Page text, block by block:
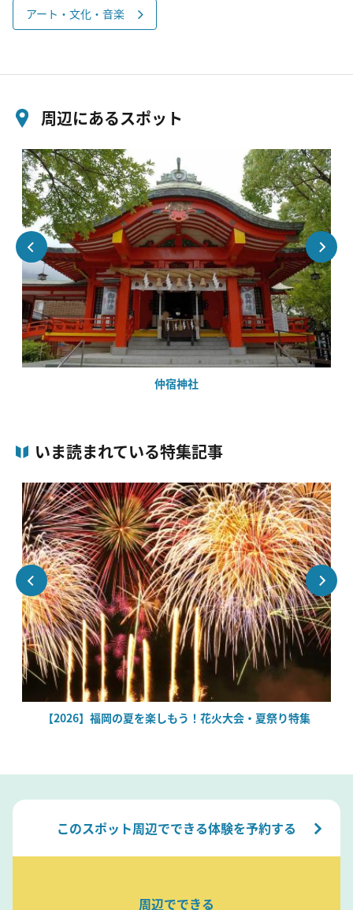
アート・文化・音楽
周辺にあるスポット
仲宿神社
いま読まれている特集記事
【2026】福岡の夏を楽しもう！花火大会・夏祭り特集
このスポット周辺でできる体験を予約する
周辺でできる